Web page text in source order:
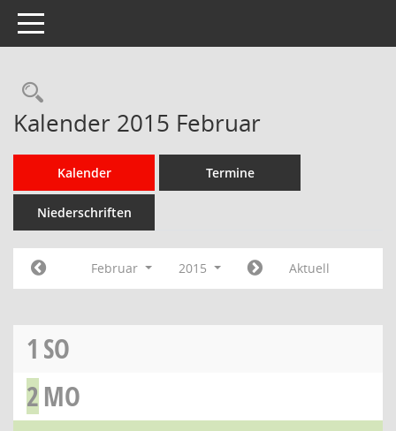
Toggle navigation
Rechercheauswahl
Kalender 2015 Februar
Kalender Termine
Niederschriften
Februar 2015 Aktuell
1 SO
2MO